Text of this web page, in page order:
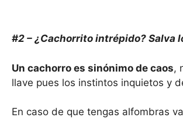
#2 – ¿Cachorrito intrépido? Salva
Un cachorro es sinónimo de caos,
llave pues los instintos inquietos y
En caso de que tengas alfombras